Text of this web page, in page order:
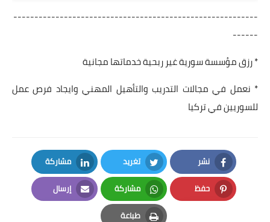
----------------------------------------------------------
------
* رزق مؤسسة سورية غير ربحية خدماتها مجانية
* نعمل في مجالات التدريب والتأهيل المهني وايجاد فرص عمل
للسوريين في تركيا
نشر
Facebook
تغريد
Twitter
مشاركة
LinkedIn
حفظ
Pinterest
مشاركة
Whatsapp
إرسال
Email
طباعة